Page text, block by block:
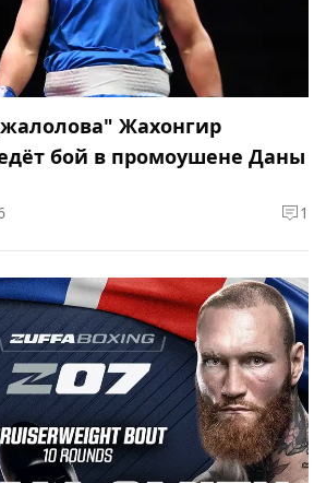
Жахонгир
бой в промоушене Даны
1